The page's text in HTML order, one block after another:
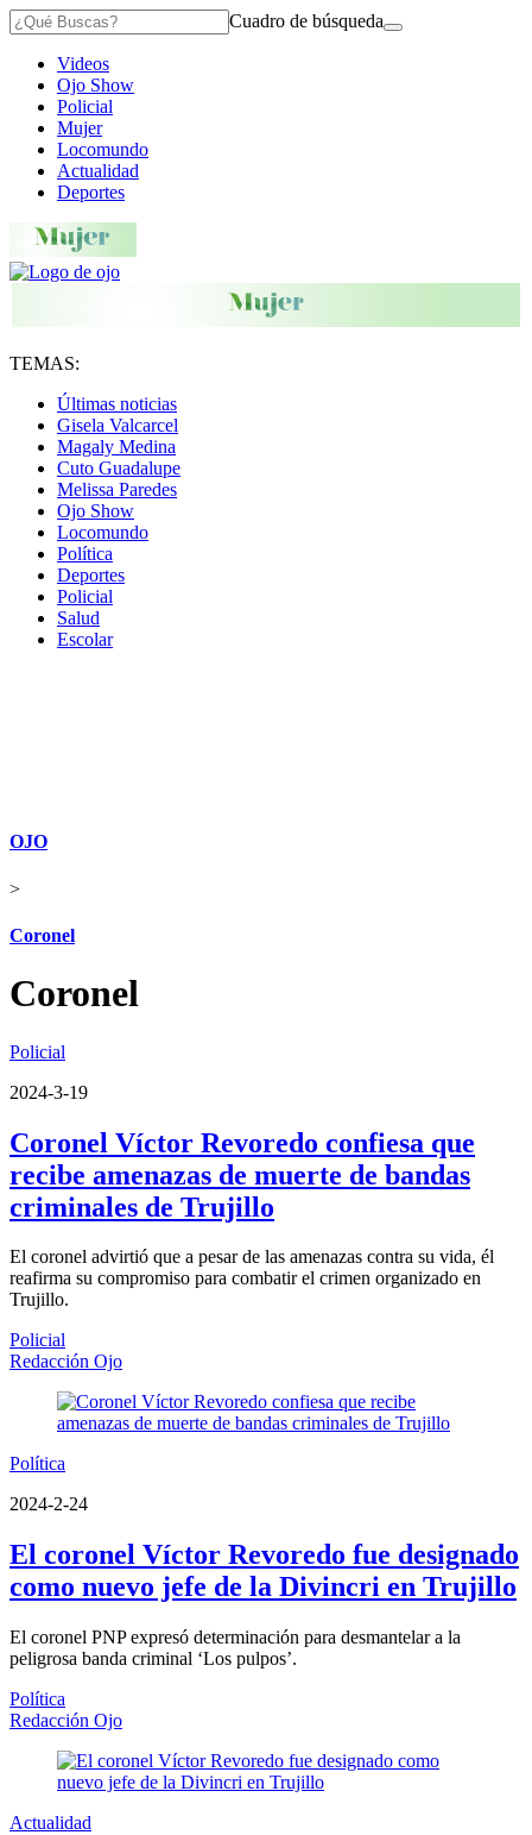
Cuadro de búsqueda
Videos
Ojo Show
Policial
Mujer
Locomundo
Actualidad
Deportes
TEMAS:
Últimas noticias
Gisela Valcarcel
Magaly Medina
Cuto Guadalupe
Melissa Paredes
Ojo Show
Locomundo
Política
Deportes
Policial
Salud
Escolar
OJO
>
Coronel
Coronel
Policial
2024-3-19
Coronel Víctor Revoredo confiesa que
recibe amenazas de muerte de bandas
criminales de Trujillo
El coronel advirtió que a pesar de las amenazas contra su vida, él
reafirma su compromiso para combatir el crimen organizado en
Trujillo.
Policial
Redacción Ojo
Política
2024-2-24
El coronel Víctor Revoredo fue designado
como nuevo jefe de la Divincri en Trujillo
El coronel PNP expresó determinación para desmantelar a la
peligrosa banda criminal ‘Los pulpos’.
Política
Redacción Ojo
Actualidad